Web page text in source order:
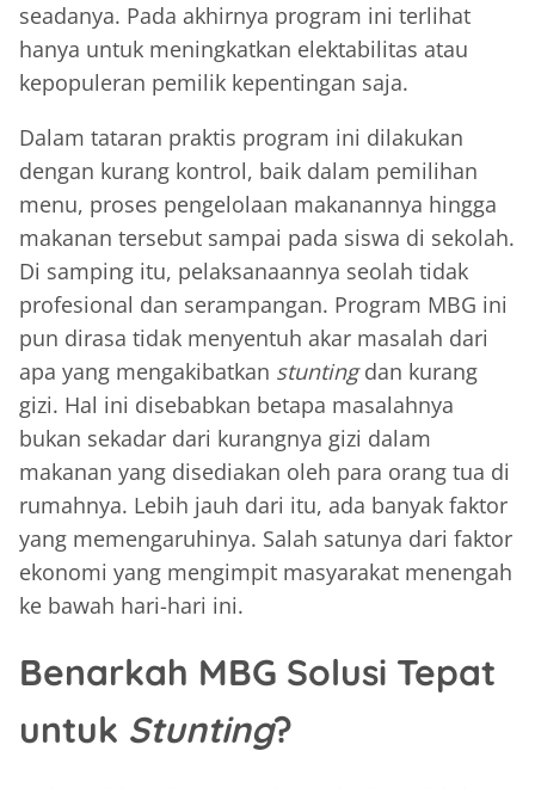
seadanya. Pada akhirnya program ini terlihat
hanya untuk meningkatkan elektabilitas atau
kepopuleran pemilik kepentingan saja.
Dalam tataran praktis program ini dilakukan
dengan kurang kontrol, baik dalam pemilihan
menu, proses pengelolaan makanannya hingga
makanan tersebut sampai pada siswa di sekolah.
Di samping itu, pelaksanaannya seolah tidak
profesional dan serampangan. Program MBG ini
pun dirasa tidak menyentuh akar masalah dari
apa yang mengakibatkan stuntingdan kurang
gizi. Hal ini disebabkan betapa masalahnya
bukan sekadar dari kurangnya gizi dalam
makanan yang disediakan oleh para orang tua di
rumahnya. Lebih jauh dari itu, ada banyak faktor
yang memengaruhinya. Salah satunya dari faktor
ekonomi yang mengimpit masyarakat menengah
ke bawah hari-hari ini.
Benarkah MBG Solusi Tepat
untuk Stunting?